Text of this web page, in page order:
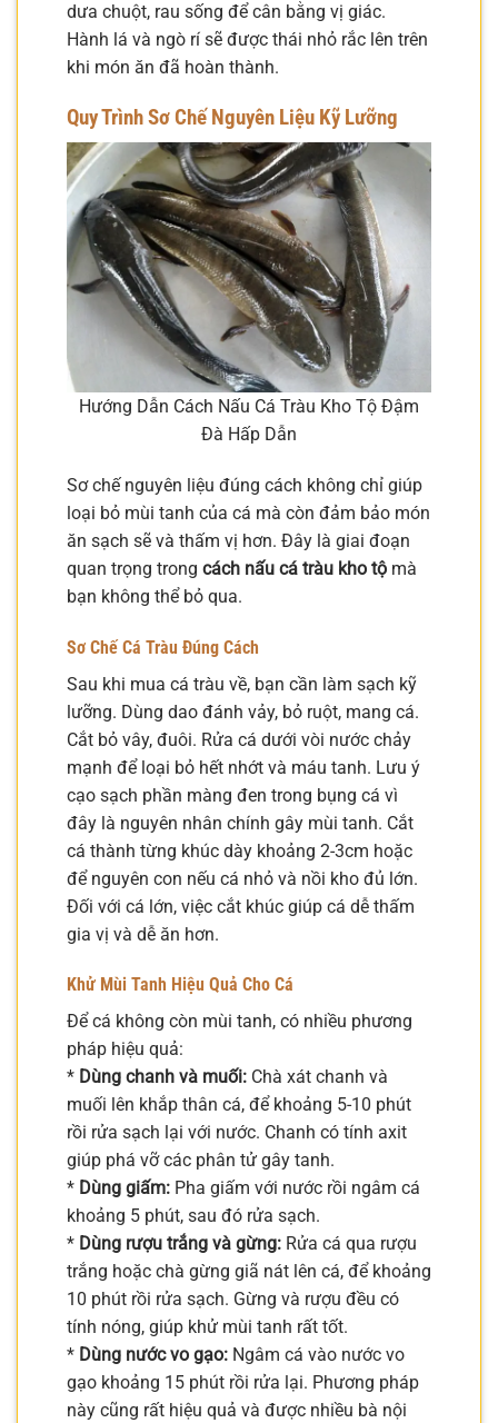
dưa chuột, rau sống để cân bằng vị giác.
Hành lá và ngò rí sẽ được thái nhỏ rắc lên trên
khi món ăn đã hoàn thành.
Quy Trình Sơ Chế Nguyên Liệu Kỹ Lưỡng
Hướng Dẫn Cách Nấu Cá Tràu Kho Tộ Đậm
Đà Hấp Dẫn
Sơ chế nguyên liệu đúng cách không chỉ giúp
loại bỏ mùi tanh của cá mà còn đảm bảo món
ăn sạch sẽ và thấm vị hơn. Đây là giai đoạn
quan trọng trong cách nấu cá tràu kho tộ mà
bạn không thể bỏ qua.
Sơ Chế Cá Tràu Đúng Cách
Sau khi mua cá tràu về, bạn cần làm sạch kỹ
lưỡng. Dùng dao đánh vảy, bỏ ruột, mang cá.
Cắt bỏ vây, đuôi. Rửa cá dưới vòi nước chảy
mạnh để loại bỏ hết nhớt và máu tanh. Lưu ý
cạo sạch phần màng đen trong bụng cá vì
đây là nguyên nhân chính gây mùi tanh. Cắt
cá thành từng khúc dày khoảng 2-3cm hoặc
để nguyên con nếu cá nhỏ và nồi kho đủ lớn.
Đối với cá lớn, việc cắt khúc giúp cá dễ thấm
gia vị và dễ ăn hơn.
Khử Mùi Tanh Hiệu Quả Cho Cá
Để cá không còn mùi tanh, có nhiều phương
pháp hiệu quả:
* Dùng chanh và muối: Chà xát chanh và
muối lên khắp thân cá, để khoảng 5-10 phút
rồi rửa sạch lại với nước. Chanh có tính axit
giúp phá vỡ các phân tử gây tanh.
* Dùng giấm: Pha giấm với nước rồi ngâm cá
khoảng 5 phút, sau đó rửa sạch.
* Dùng rượu trắng và gừng: Rửa cá qua rượu
trắng hoặc chà gừng giã nát lên cá, để khoảng
10 phút rồi rửa sạch. Gừng và rượu đều có
tính nóng, giúp khử mùi tanh rất tốt.
* Dùng nước vo gạo: Ngâm cá vào nước vo
gạo khoảng 15 phút rồi rửa lại. Phương pháp
này cũng rất hiệu quả và được nhiều bà nội